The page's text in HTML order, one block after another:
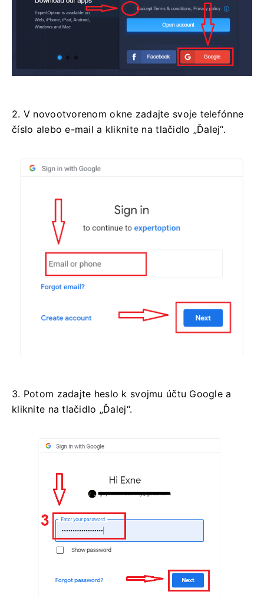
2. V novootvorenom okne zadajte svoje telefónne
číslo alebo e-mail a kliknite na tlačidlo „Ďalej“.
3. Potom zadajte heslo k svojmu účtu Google a
kliknite na tlačidlo „Ďalej“.